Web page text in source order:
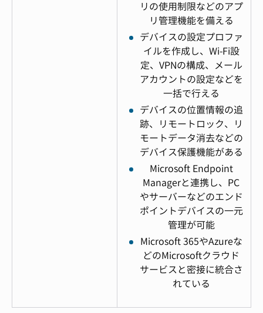
リの使用制限などのアプ
リ管理機能を備える
デバイスの設定プロファ
イルを作成し、Wi-Fi設
定、VPNの構成、メール
アカウントの設定などを
一括で行える
デバイスの位置情報の追
跡、リモートロック、リ
モートデータ消去などの
デバイス保護機能がある
Microsoft Endpoint
Managerと連携し、PC
やサーバーなどのエンド
ポイントデバイスの一元
管理が可能
Microsoft 365やAzureな
どのMicrosoftクラウド
サービスと密接に統合さ
れている